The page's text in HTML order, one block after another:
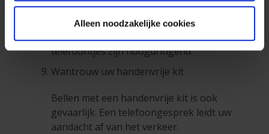
Alleen noodzakelijke cookies
U hebt een gemiste oproep, en dan? Wees
positief: geniet van het moment dat u
even onbereikbaar bent. Niet alle
telefoontjes zijn hoogdringend.
Wantrouw uw handenvrije kit
Bellen met een handenvrije kit is ook
gevaarlijk. Een telefoongesprek leidt uw
aandacht af van het verkeer.